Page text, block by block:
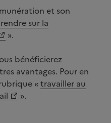
et son
sur la
».
bénéficierez
avantages. Pour en
«travailler au
».